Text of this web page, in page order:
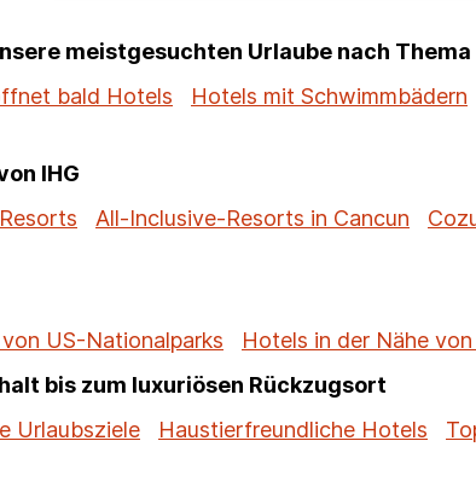
meistgesuchten Urlaube nach Thema
bald Hotels Hotels mit Schwimmbädern
IHG
All-Inclusive-Resorts in Cancun
US-Nationalparks Hotels in der Nähe
bis zum luxuriösen Rückzugsort
Urlaubsziele Haustierfreundliche Hotels